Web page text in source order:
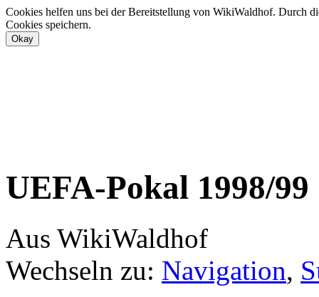
Cookies helfen uns bei der Bereitstellung von WikiWaldhof. Durch
Cookies speichern.
UEFA-Pokal 1998/99
Aus WikiWaldhof
Wechseln zu: Navigation,